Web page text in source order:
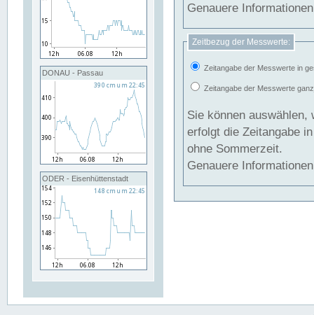
DONAU - Passau
ODER - Eisenhüttenstadt
Genauere
Zeitbezug der Messwerte:
Zeitangabe der Messwerte in
Zeitangabe der Messwerte
Sie können auswählen,
erfolgt die Zeitangabe
ohne Sommerzeit.
Genauere